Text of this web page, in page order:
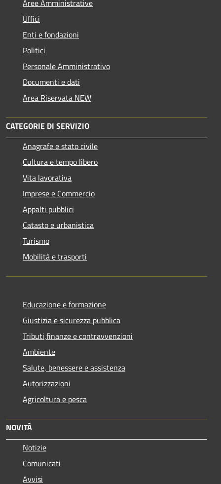
Aree Amministrative
Uffici
Enti e fondazioni
Politici
Personale Amministrativo
Documenti e dati
Area Riservata NEW
CATEGORIE DI SERVIZIO
Anagrafe e stato civile
Cultura e tempo libero
Vita lavorativa
Imprese e Commercio
Appalti pubblici
Catasto e urbanistica
Turismo
Mobilità e trasporti
Educazione e formazione
Giustizia e sicurezza pubblica
Tributi,finanze e contravvenzioni
Ambiente
Salute, benessere e assistenza
Autorizzazioni
Agricoltura e pesca
NOVITÀ
Notizie
Comunicati
Avvisi